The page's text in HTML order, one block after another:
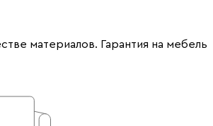
материалов. Гарантия на мебель